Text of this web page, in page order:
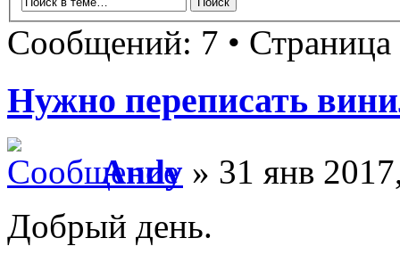
Сообщений: 7 • Страница
Нужно переписать
Andy » 31 янв
Добрый день.